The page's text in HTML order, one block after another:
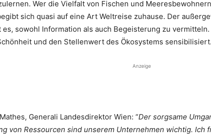
Wer die Vielfalt von Fischen und
sich quasi auf eine Art Weltreise zuhause. Der
es, sowohl Information als auch Begeisterung zu
und den Stellenwert des Ökosystems sensibilisiert.
Anzeige
Generali Landesdirektor Wien: “Der sorgsame
von Ressourcen sind unserem Unternehmen wichtig. Ich